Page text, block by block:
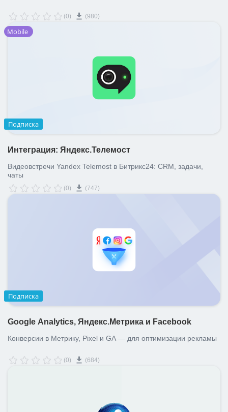
(0) (980)
Mobile
Подписка
Интеграция: Яндекс.Телемост
Видеовстречи Yandex Telemost в Битрикс24: CRM, задачи,
чаты
(0) (747)
Подписка
Google Analytics, Яндекс.Метрика и Facebook
Конверсии в Метрику, Pixel и GA — для оптимизации рекламы
(0) (684)